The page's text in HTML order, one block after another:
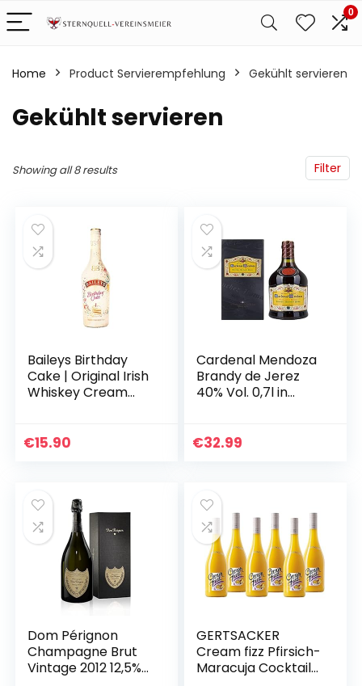
0
Home Product Servierempfehlung ‎Gekühlt servieren
‎Gekühlt servieren
Filter
Showing all 8 results
Baileys Birthday
Cake | Original Irish
Whiskey Cream
neue
€15.90
Cardenal Mendoza
Brandy de Jerez
40% Vol. 0,7l in
€32.99
Dom Pérignon
Champagne Brut
Vintage 2012 12,5%
GERTSACKER
Cream fizz Pfirsich-
Maracuja Cocktail